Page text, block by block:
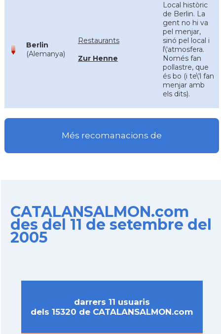
Berlin
(Alemanya)
Restaurants
Zur Henne
Local històric
de Berlin. La
gent no hi va
pel menjar,
sinó pel local i
l\'atmosfera.
Només fan
pollastre, que
és bo (i te\'l fan
menjar amb
els dits).
Més recomanacions de
CATALANSALMON.com
des del 11 de setembre del
2005
darrers 11 usuaris
dels 15320 de CATALANSALMON.com